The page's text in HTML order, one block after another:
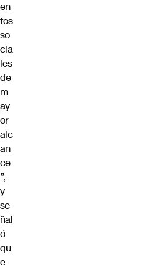
en
tos
so
cia
les
de
m
ay
or
alc
an
ce
”,
y
se
ñal
ó
qu